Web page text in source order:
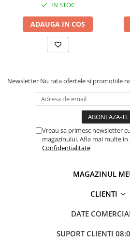
IN STOC
ADAUGA IN COS
Newsletter Nu rata ofertele si promotiile
Vreau sa primesc newsletter
magazinului. Afla mai multe in
Confidentialitate
MAGAZINUL
CLIENTI
DATE
SUPORT CLIENTI